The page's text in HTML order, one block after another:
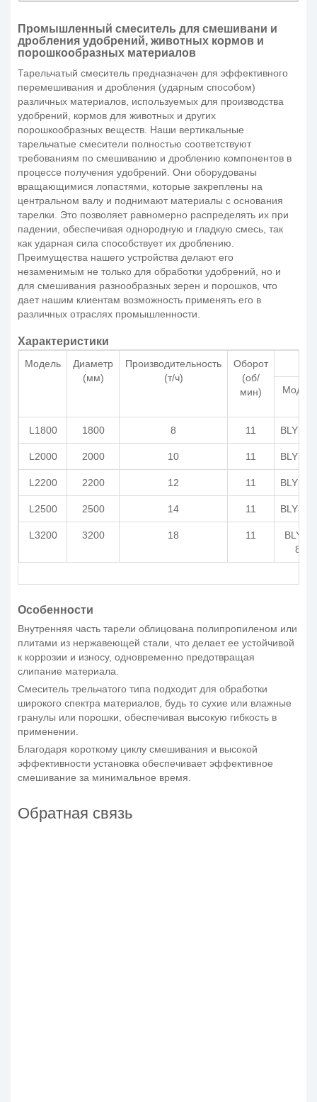
Промышленный смеситель для смешивани и
дробления удобрений, животных кормов и
порошкообразных материалов
Тарельчатый смеситель предназначен для эффективного
перемешивания и дробления (ударным способом)
различных материалов, используемых для производства
удобрений, кормов для животных и других
порошкообразных веществ. Наши вертикальные
тарельчатые смесители полностью соответствуют
требованиям по смешиванию и дроблению компонентов в
процессе получения удобрений. Они оборудованы
вращающимися лопастями, которые закреплены на
центральном валу и поднимают материалы с основания
тарелки. Это позволяет равномерно распределять их при
падении, обеспечивая однородную и гладкую смесь, так
как ударная сила способствует их дроблению.
Преимущества нашего устройства делают его
незаменимым не только для обработки удобрений, но и
для смешивания разнообразных зерен и порошков, что
дает нашим клиентам возможность применять его в
различных отраслях промышленности.
Характеристики
Модель
Диаметр
(мм)
Производительность
(т/ч)
Оборот
(об/
мин)
L1800 1800 8 11
L2000 2000 10 11
L2200 2200 12 11
L2500 2500 14 11
L3200 3200 18 11
BLY55-
87
Особенности
Внутренняя часть тарели облицована полипропиленом или
плитами из нержавеющей стали, что делает ее устойчивой
к коррозии и износу, одновременно предотвращая
слипание материала.
Смеситель трельчатого типа подходит для обработки
широкого спектра материалов, будь то сухие или влажные
гранулы или порошки, обеспечивая высокую гибкость в
применении.
Благодаря короткому циклу смешивания и высокой
эффективности установка обеспечивает эффективное
смешивание за минимальное время.
Обратная связь